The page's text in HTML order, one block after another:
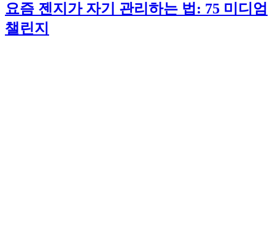
요즘 젠지가 자기 관리하는 법: 75 미디엄
챌린지